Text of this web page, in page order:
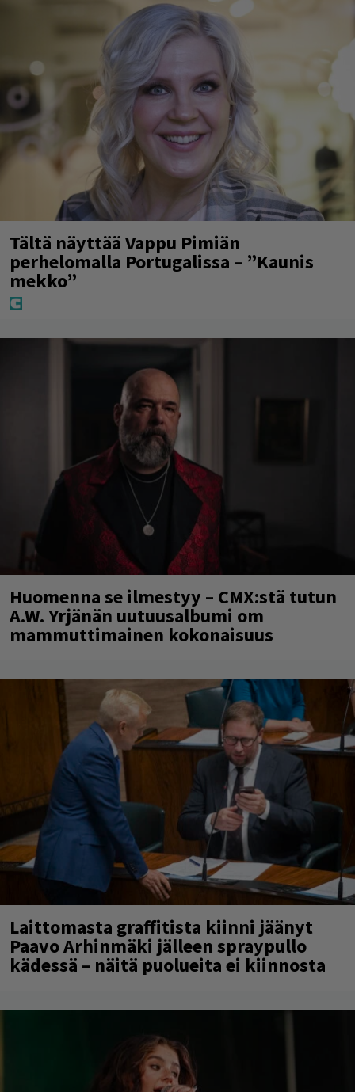
Tältä näyttää Vappu Pimiän
perhelomalla Portugalissa – ”Kaunis
mekko”
Huomenna se ilmestyy – CMX:stä tutun
A.W. Yrjänän uutuusalbumi om
mammuttimainen kokonaisuus
Laittomasta graffitista kiinni jäänyt
Paavo Arhinmäki jälleen spraypullo
kädessä – näitä puolueita ei kiinnosta